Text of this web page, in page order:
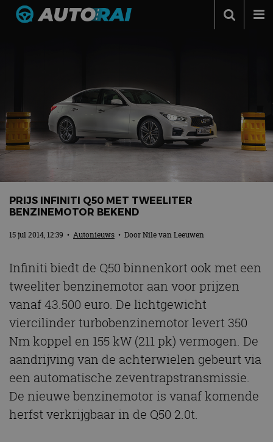
Automerken
Adverteren
Contact
MotorRAI.nl
PRIJS INFINITI Q50 MET TWEELITER
BENZINEMOTOR BEKEND
15 jul 2014, 12:39 • Autonieuws • DoorNile van Leeuwen
Infiniti biedt de Q50 binnenkort ook met een
tweeliter benzinemotor aan voor prijzen
vanaf 43.500 euro. De lichtgewicht
viercilinder turbobenzinemotor levert 350
Nm koppel en 155 kW (211 pk) vermogen. De
aandrijving van de achterwielen gebeurt via
een automatische zeventrapstransmissie.
De nieuwe benzinemotor is vanaf komende
herfst verkrijgbaar in de Q50 2.0t.